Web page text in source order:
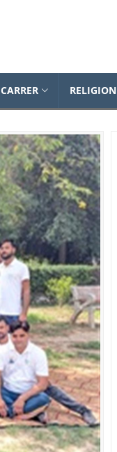
CARRER RELIGION